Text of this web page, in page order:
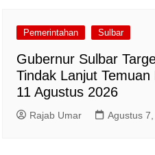
Pemerintahan Sulbar
Gubernur Sulbar
Tindak Lanjut Temuan
11 Agustus 2026
Rajab Umar Agustus